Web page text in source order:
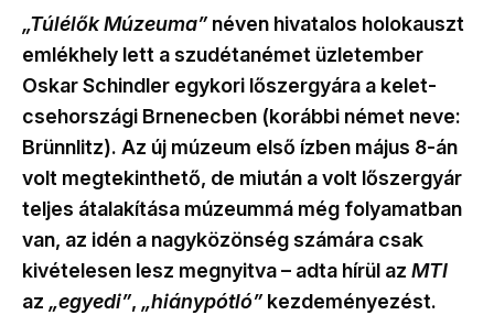
„Túlélők Múzeuma”néven hivatalos holokauszt
emlékhely lett a szudétanémet üzletember
Oskar Schindler egykori lőszergyára a kelet-
csehországi Brnenecben (korábbi német neve:
Brünnlitz). Az új múzeum első ízben május 8-án
volt megtekinthető, de miután a volt lőszergyár
teljes átalakítása múzeummá még folyamatban
van, az idén a nagyközönség számára csak
kivételesen lesz megnyitva – adta hírül az MTI
az „egyedi”, „hiánypótló”kezdeményezést.